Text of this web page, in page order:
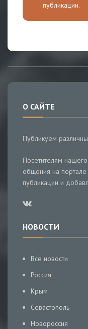
публикации.
О САЙТЕ
Публикуем
Посетителям
общения на
публикации и
НОВОСТИ
Все новости
Россия
Крым
Севастополь
Новороссия